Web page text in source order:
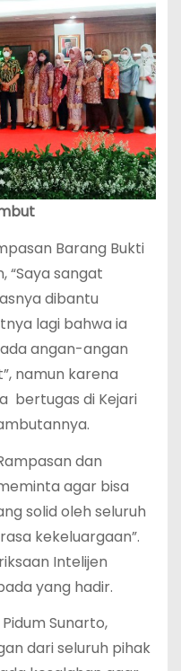
Barang Bukti
“Saya sangat
dibantu
lagi bahwa ia
angan-angan
namun karena
bertugas di Kejari
dan
agar bisa
solid oleh seluruh
kekeluargaan”.
Intelijen
yang hadir.
Sunarto,
dari seluruh pihak